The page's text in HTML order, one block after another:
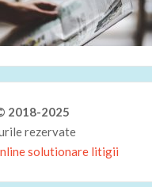
2018-2025
rezervate
solutionare litigii